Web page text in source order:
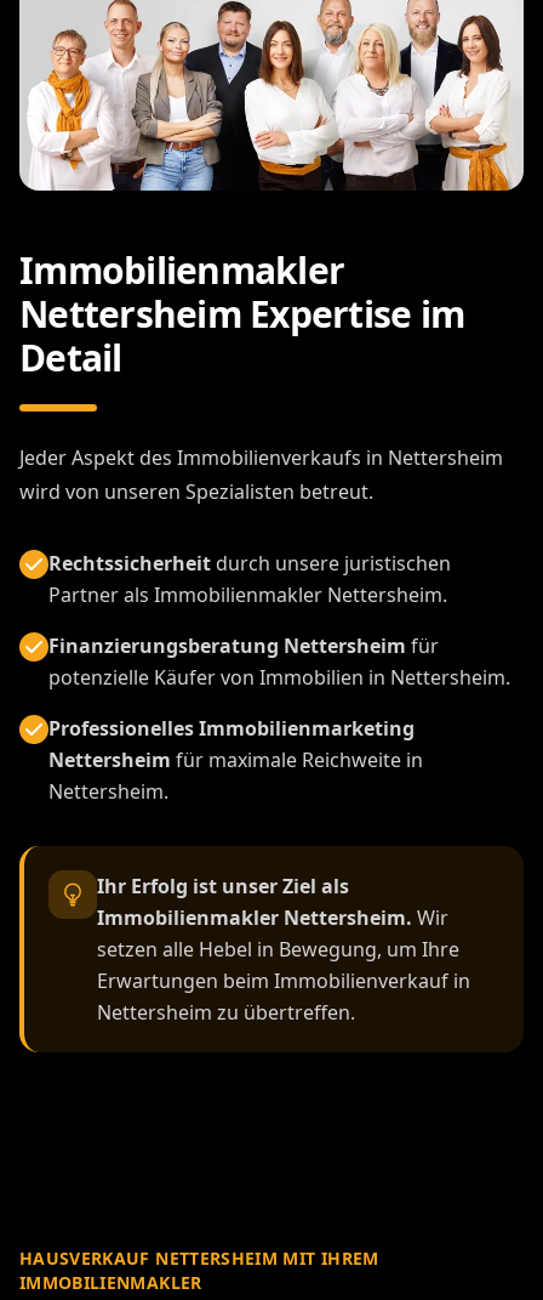
Immobilienmakler
Nettersheim Expertise im
Detail
Jeder Aspekt des Immobilienverkaufs in Nettersheim
wird von unseren Spezialisten betreut.
Rechtssicherheitdurch unsere juristischen
Partner als Immobilienmakler Nettersheim.
Finanzierungsberatung Nettersheim für
potenzielle Käufer von Immobilien in Nettersheim.
Professionelles Immobilienmarketing
Nettersheim für maximale Reichweite in
Nettersheim.
Ihr Erfolg ist unser Ziel als
Immobilienmakler Nettersheim. Wir
setzen alle Hebel in Bewegung, um Ihre
Erwartungen beim Immobilienverkauf in
Nettersheim zu übertreffen.
HAUSVERKAUF NETTERSHEIM MIT IHREM
IMMOBILIENMAKLER